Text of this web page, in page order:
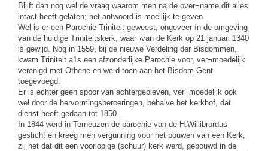
Blijft dan nog wel de vraag waarom men na de over¬name dit alles
intact heeft gelaten; het antwoord is moeilijk te geven.
Wel is er een Parochie Triniteit geweest, ongeveer ín de omgeving
van de huidige Triniteitskerk, waar¬van de Kerk op 21 januari 1340
is gewijd. Nog in 1559, bij de nieuwe Verdeling der Bisdommen,
kwam Triniteit a1s een afzonderlijke Parochie voor, ver¬moedelijk
verenigd met Othene en werd toen aan het Bisdom Gent
toegevoegd.
Er is echter geen spoor van achtergebleven, ver¬moedelijk ook
wel door de hervormingsberoeringen, behalve het kerkhof, dat
dienst heeft gedaan tot 1850 .
In 1844 werd in Terneuzen de parochie van de H.Willibrordus
gesticht en kreeg men vergunning voor het bouwen van een Kerk,
zij het dat dit een voorlopige (schuur) kerk werd, gebouwd in de